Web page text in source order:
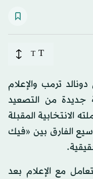
T
T
ترمب والإعلام
جديدة من التصعيد
الانتخابية المقبلة
على توسيع الفارق بين «فيك
مع الإعلام بعد